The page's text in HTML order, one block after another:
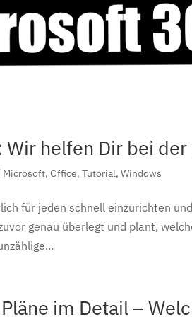
helfen Dir bei
Microsoft, Office,Tutorial,Windows
für jeden schnell einzurichten
genau überlegt und plant,
im Detail –